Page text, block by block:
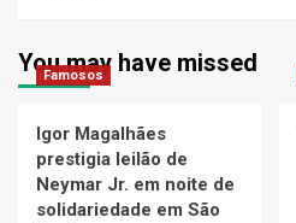
You may have missed
Famosos
Igor Magalhães
prestigia leilão de
Neymar Jr. em noite de
solidariedade em São